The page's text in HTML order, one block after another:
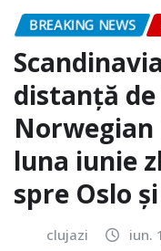
BREAKING NEWS
distanță
luna iunie
spre Oslo
clujazi iun.